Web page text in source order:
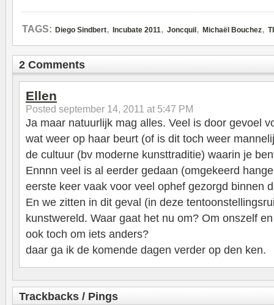
TAGS: Diego Sindbert, Incubate 2011, Joncquil, Michaël Bouchez,
2 Comments
Ellen
Posted september 14, 2011 at 5:47 PM
Ja maar natuurlijk mag alles. Veel is door gevoel
wat weer op haar beurt (of is dit toch weer
de cultuur (bv moderne kunsttraditie) waarin je
Ennnn veel is al eerder gedaan (omgekeerd
eerste keer vaak voor veel ophef gezorgd binnen
En we zitten in dit geval (in deze
kunstwereld. Waar gaat het nu om? Om onszelf
ook toch om iets anders?
daar ga ik de komende dagen verder op den ken.
Trackbacks / Pings